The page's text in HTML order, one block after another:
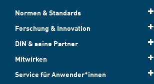
Normen & Standards
Forschung & Innovation
DIN & seine Partner
Mitwirken
Service für Anwender*innen